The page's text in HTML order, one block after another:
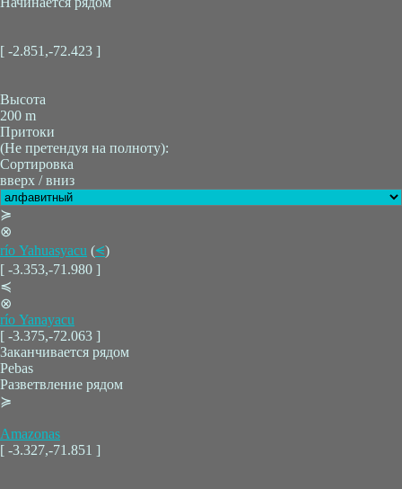
[ -2.851,-72.423 ]
Высота
200 m
Притоки
(Не претендуя на полноту):
Сортировка
вверх / вниз
≽
⊗
río Yahuasyacu (⪪)
[ -3.353,-71.980 ]
≼
⊗
río Yanayacu
[ -3.375,-72.063 ]
Заканчивается рядом
Pebas
Разветвление рядом
≽
Amazonas
[ -3.327,-71.851 ]